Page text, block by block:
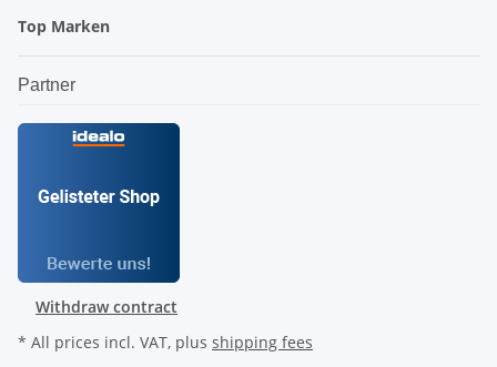
Top Marken
Partner
Withdraw contract
* All prices incl. VAT, plus shipping fees